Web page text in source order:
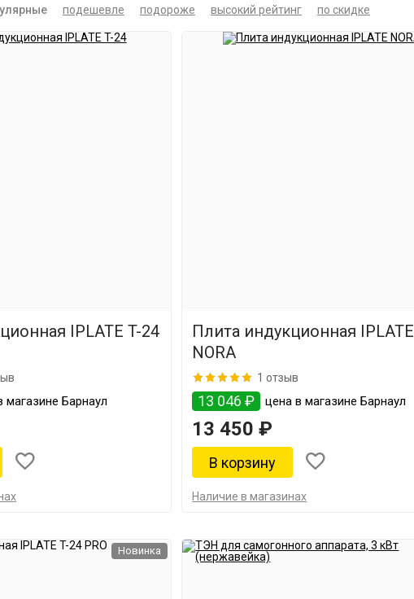
подешевле подороже высокий рейтинг по скидке
IPLATE T-24
магазине Барнаул
Плита индукционная IPLATE
NORA
1 отзыв
13 046 ₽ цена в магазине Барнаул
13 450 ₽
Наличие в магазинах
Новинка